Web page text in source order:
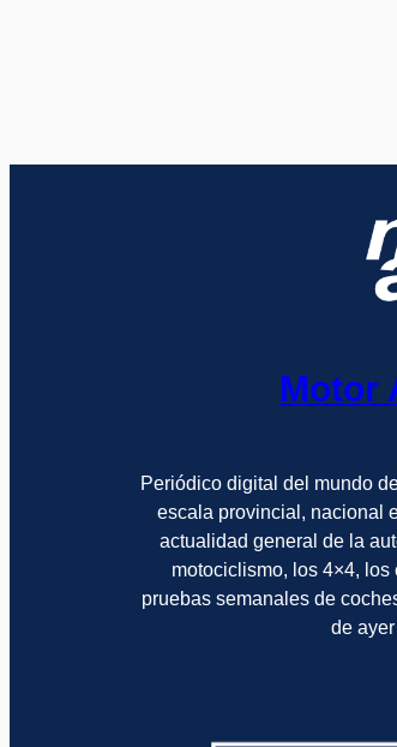
Motor
Periódico digital del mundo
escala provincial, nacional
actualidad general de la
motociclismo, los 4×4,
pruebas semanales de
de